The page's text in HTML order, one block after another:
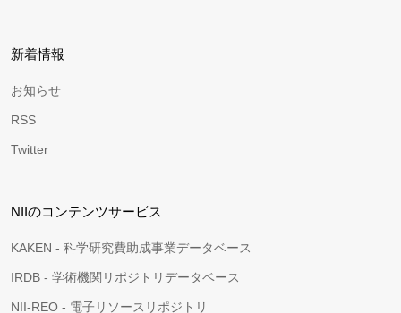
新着情報
お知らせ
RSS
Twitter
NIIのコンテンツサービス
KAKEN - 科学研究費助成事業データベース
IRDB - 学術機関リポジトリデータベース
NII-REO - 電子リソースリポジトリ